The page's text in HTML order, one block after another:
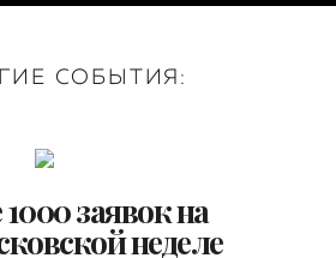
СОБЫТИЯ:
заявок на
неделе